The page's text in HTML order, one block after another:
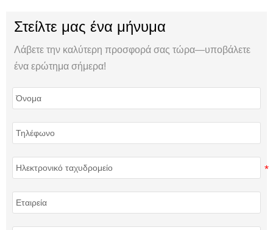
Στείλτε μας ένα μήνυμα
Λάβετε την καλύτερη προσφορά σας τώρα—υποβάλετε
ένα ερώτημα σήμερα!